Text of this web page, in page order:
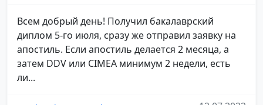
Всем добрый день! Получил бакалаврский
диплом 5-го июля, сразу же отправил заявку на
апостиль. Если апостиль делается 2 месяца, а
затем DDV или CIMEA минимум 2 недели, есть
ли...